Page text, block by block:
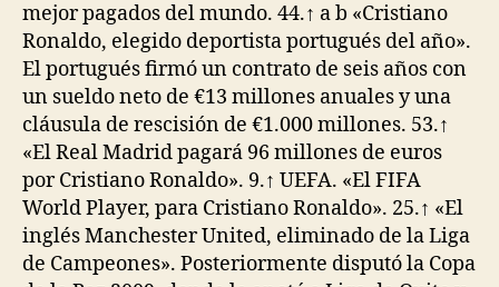
mejor pagados del mundo. 44.↑ a b «Cristiano
Ronaldo, elegido deportista portugués del año».
El portugués firmó un contrato de seis años con
un sueldo neto de €13 millones anuales y una
cláusula de rescisión de €1.000 millones. 53.↑
«El Real Madrid pagará 96 millones de euros
por Cristiano Ronaldo». 9.↑ UEFA. «El FIFA
World Player, para Cristiano Ronaldo». 25.↑ «El
inglés Manchester United, eliminado de la Liga
de Campeones». Posteriormente disputó la Copa